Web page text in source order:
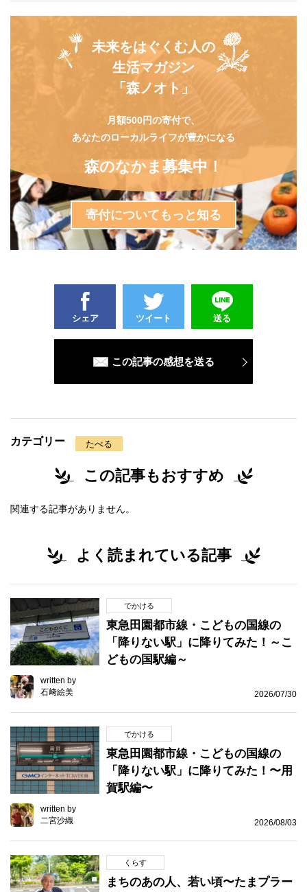
未来をはぐくむ人の
生活マガジン
「森ノオト」
月額500円の寄付で、
あなたのローカルライフが豊かになる
森のなかま募集中！
寄付についてもっと知る
シェア ツイート 送る
この記事の感想を送る
カテゴリー たべる
この記事もおすすめ
関連する記事がありません。
よく読まれている記事
でかける
東急田園都市線・こどもの国線の
「降りない駅」に降りてみた！～こ
どもの国駅編～
written by
石﨑絵美
2026/07/30
でかける
東急田園都市線・こどもの国線の
「降りない駅」に降りてみた！〜用
賀駅編〜
written by
二宮沙織
2026/08/03
くらす
まちのあの人、若い頃〜たまプラー